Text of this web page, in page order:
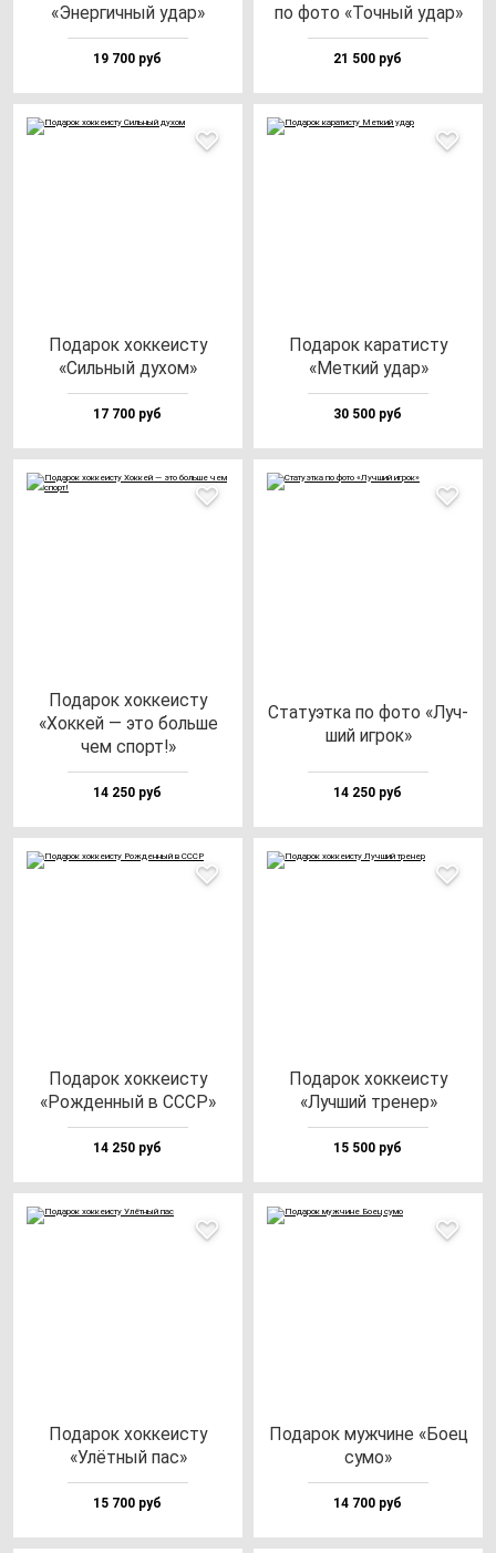
«Энер­гич­ный удар»
19 700 руб
по фо­то «Точ­ный удар»
21 500 руб
Пода­рок хок­ке­ис­ту
«Силь­ный ду­хом»
17 700 руб
Пода­рок ка­ра­тис­ту
«Мет­кий удар»
30 500 руб
Пода­рок хок­ке­ис­ту
«Хок­кей — это боль­ше
чем спорт!»
14 250 руб
Ста­ту­эт­ка по фо­то «Луч­
ший иг­рок»
14 250 руб
Пода­рок хок­ке­ис­ту
«Рож­ден­ный в СССР»
14 250 руб
Пода­рок хок­ке­ис­ту
«Луч­ший тре­нер»
15 500 руб
Пода­рок хок­ке­ис­ту
«Улёт­ный пас»
15 700 руб
Пода­рок муж­чи­не «Боец
су­мо»
14 700 руб